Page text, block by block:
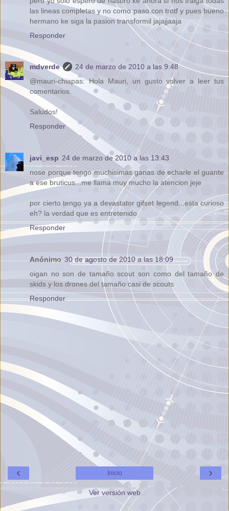
las lineas completas y no como paso con trotf y pues bueno
hermano ke siga la pasion transformil jajajjaaja
Responder
mdverde
24 de marzo de 2010 a las 9:48
@mauri-chiapas: Hola Mauri, un gusto volver a leer tus
comentarios.
Saludos!
Responder
javi_esp 24 de marzo de 2010 a las 13:43
nose porque tengo muchisimas ganas de echarle el guante
a ese bruticus...me llama muy mucho la atencion jeje
por cierto tengo ya a devastator gifset legend...esta curioso
eh? la verdad que es entretenido
Responder
Anónimo 30 de agosto de 2010 a las 18:09
oigan no son de tamaño scout son como del tamaño de
skids y los drones del tamaño casi de scouts
Responder
‹ ›
Inicio
Ver versión web